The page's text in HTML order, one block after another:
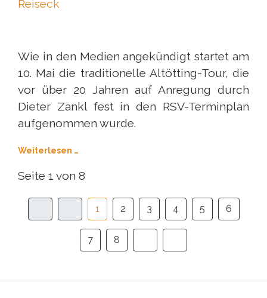
Wie in den Medien angekündigt startet am
10. Mai die traditionelle Altötting-Tour, die
vor über 20 Jahren auf Anregung durch
Dieter Zankl fest in den RSV-Terminplan
aufgenommen wurde.
Weiterlesen …
Seite 1 von 8
1 2 3 4 5 6
7 8